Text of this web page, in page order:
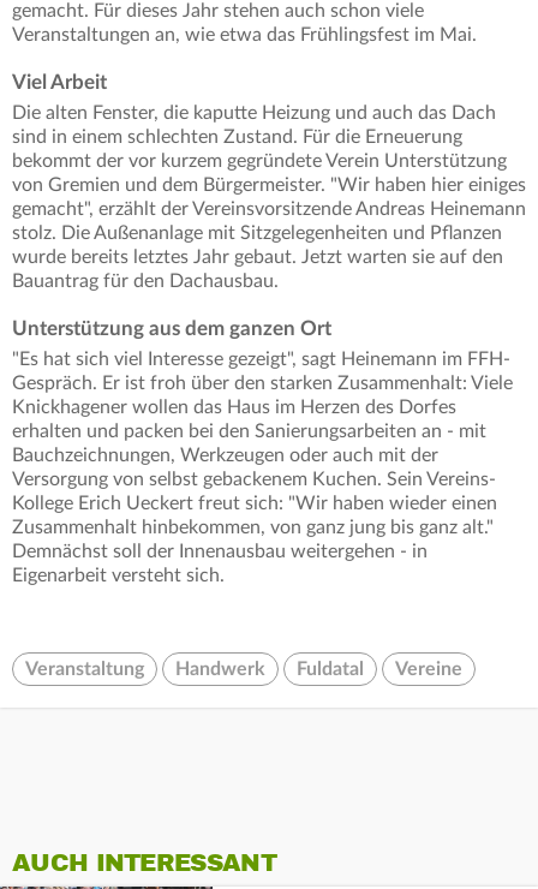
gemacht. Für dieses Jahr stehen auch schon viele
Veranstaltungen an, wie etwa das Frühlingsfest im Mai.
Viel Arbeit
Die alten Fenster, die kaputte Heizung und auch das Dach
sind in einem schlechten Zustand. Für die Erneuerung
bekommt der vor kurzem gegründete Verein Unterstützung
von Gremien und dem Bürgermeister. "Wir haben hier einiges
gemacht", erzählt der Vereinsvorsitzende Andreas Heinemann
stolz. Die Außenanlage mit Sitzgelegenheiten und Pflanzen
wurde bereits letztes Jahr gebaut. Jetzt warten sie auf den
Bauantrag für den Dachausbau.
Unterstützung aus dem ganzen Ort
"Es hat sich viel Interesse gezeigt", sagt Heinemann im FFH-
Gespräch. Er ist froh über den starken Zusammenhalt: Viele
Knickhagener wollen das Haus im Herzen des Dorfes
erhalten und packen bei den Sanierungsarbeiten an - mit
Bauchzeichnungen, Werkzeugen oder auch mit der
Versorgung von selbst gebackenem Kuchen. Sein Vereins-
Kollege Erich Ueckert freut sich: "Wir haben wieder einen
Zusammenhalt hinbekommen, von ganz jung bis ganz alt."
Demnächst soll der Innenausbau weitergehen - in
Eigenarbeit versteht sich.
Veranstaltung Handwerk Fuldatal Vereine
AUCH INTERESSANT